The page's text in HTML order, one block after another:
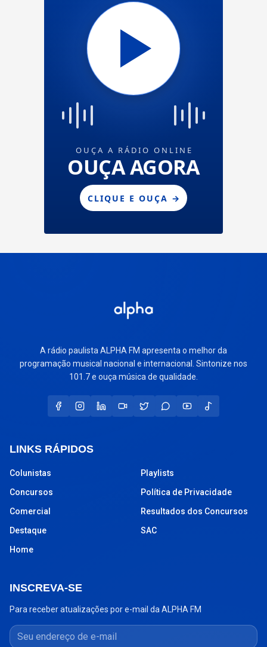
A rádio paulista ALPHA FM apresenta o melhor da
programação musical nacional e internacional. Sintonize nos
101.7 e ouça música de qualidade.
LINKS RÁPIDOS
Colunistas
Concursos
Comercial
Destaque
Home
Playlists
Política de Privacidade
Resultados dos Concursos
SAC
INSCREVA-SE
Para receber atualizações por e-mail da ALPHA FM
Seu endereço de e-mail